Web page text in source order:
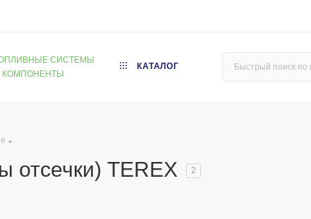
СИСТЕМЫ
КОМПОНЕНТЫ
КАТАЛОГ
отсечки) TEREX 2